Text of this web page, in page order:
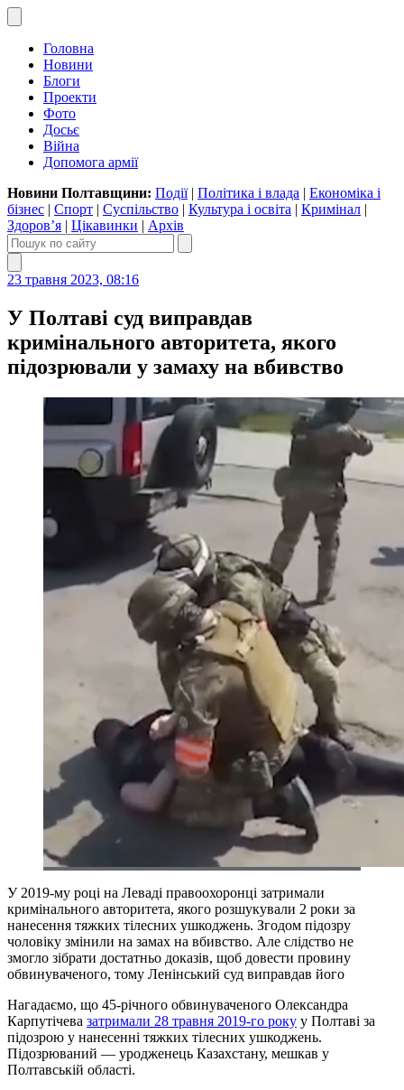
Головна
Новини
Блоги
Проекти
Фото
Досьє
Війна
Допомога армії
Новини Полтавщини: Події| Політика і влада | Економіка і
бізнес | Спорт | Суспільство | Культура і освіта | Кримінал |
Здоров’я | Цікавинки | Архів
23 травня 2023, 08:16
У Полтаві суд виправдав
кримінального авторитета, якого
підозрювали у замаху на вбивство
У 2019-му році на Леваді правоохоронці затримали
кримінального авторитета, якого розшукували 2 роки за
нанесення тяжких тілесних ушкоджень. Згодом підозру
чоловіку змінили на замах на вбивство. Але слідство не
змогло зібрати достатньо доказів, щоб довести провину
обвинуваченого, тому Ленінський суд виправдав його
Нагадаємо, що 45-річного обвинуваченого Олександра
Карпутічева затримали 28 травня 2019-го року у Полтаві за
підозрою у нанесенні тяжких тілесних ушкоджень.
Підозрюваний — уродженець Казахстану, мешкав у
Полтавській області.